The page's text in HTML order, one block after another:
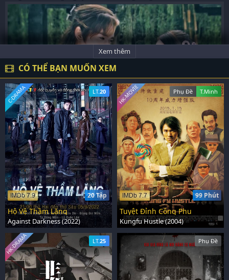
Xem thêm
CÓ THỂ BẠN MUỐN XEM
LT.20
20 Tập
IMDb 7.9
C-DRAMA
Hộ Vệ Thầm Lặng
Against Darkness (2022)
Phụ Đề T.Minh
99 Phút
IMDb 7.7
HK-MOVIE
Tuyệt Đỉnh Công Phu
Kungfu Hustle (2004)
LT.25
HK-DRAMA Phụ Đề